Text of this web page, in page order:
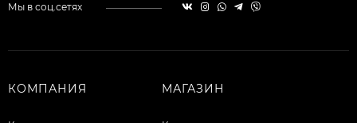
Мы в соц.сетях
КОМПАНИЯ МАГАЗИН